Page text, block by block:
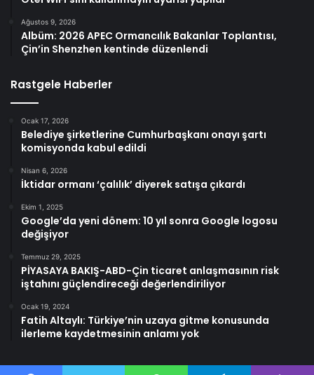
Ağustos 9, 2026
Albüm: 2026 APEC Ormancılık Bakanlar Toplantısı,
Çin’in Shenzhen kentinde düzenlendi
Rastgele Haberler
Ocak 17, 2026
Belediye şirketlerine Cumhurbaşkanı onayı şartı
komisyonda kabul edildi
Nisan 6, 2026
İktidar ormanı ‘çalılık’ diyerek satışa çıkardı
Ekim 1, 2025
Google’da yeni dönem: 10 yıl sonra Google logosu
değişiyor
Temmuz 29, 2025
PİYASAYA BAKIŞ-ABD-Çin ticaret anlaşmasının risk
iştahını güçlendireceği değerlendiriliyor
Ocak 19, 2024
Fatih Altaylı: Türkiye’nin uzaya gitme konusunda
ilerleme kaydetmesinin anlamı yok